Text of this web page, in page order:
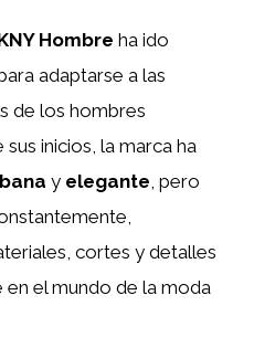
Hombre ha ido
adaptarse a las
de los hombres
inicios, la marca ha
y elegante , pero
cortes y detalles
en el mundo de la moda